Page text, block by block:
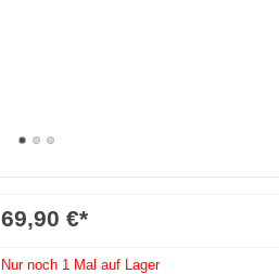
69,90 €*
Nur noch 1 Mal auf Lager